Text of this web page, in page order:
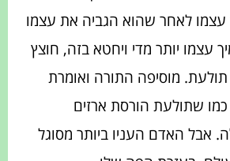
לאחר שהוא הגביה את עצמו
עצמו יותר מדי ויחטא בזה, חוצץ
תולעת. ‏מוסיפה התורה ואומרת
שתולעת הורסת ארזים
אבל האדם העניו ביותר ‏מסוגל